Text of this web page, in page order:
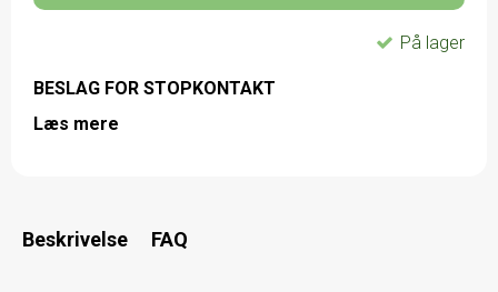
På lager
BESLAG FOR STOPKONTAKT
Læs mere
Beskrivelse FAQ